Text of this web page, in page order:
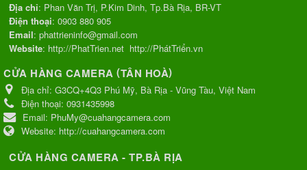
Địa chỉ: Phan Văn Trị, P.Kim Dinh, Tp.Bà Rịa, BR-VT
Điện thoại: 0903 880 905
Email: phattrieninfo@gmail.com
Website: http://PhatTrien.net http://PhátTriển.vn
CỬA HÀNG CAMERA (TÂN HOÀ)
Địa chỉ: G3CQ+4Q3 Phú Mỹ, Bà Rịa - Vũng Tàu, Việt Nam
Điện thoại: 0931435998
Email: PhuMy@cuahangcamera.com
Website: http://cuahangcamera.com
CỬA HÀNG CAMERA - TP.BÀ RỊA